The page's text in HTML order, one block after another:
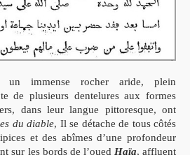
immense rocher aride, plein
de plusieurs dentelures aux formes
dans leur langue pittoresque, ont
du diable, Il se détache de tous côtés
et des abîmes d’une profondeur
sur les bords de l’oued Haïa, affluent